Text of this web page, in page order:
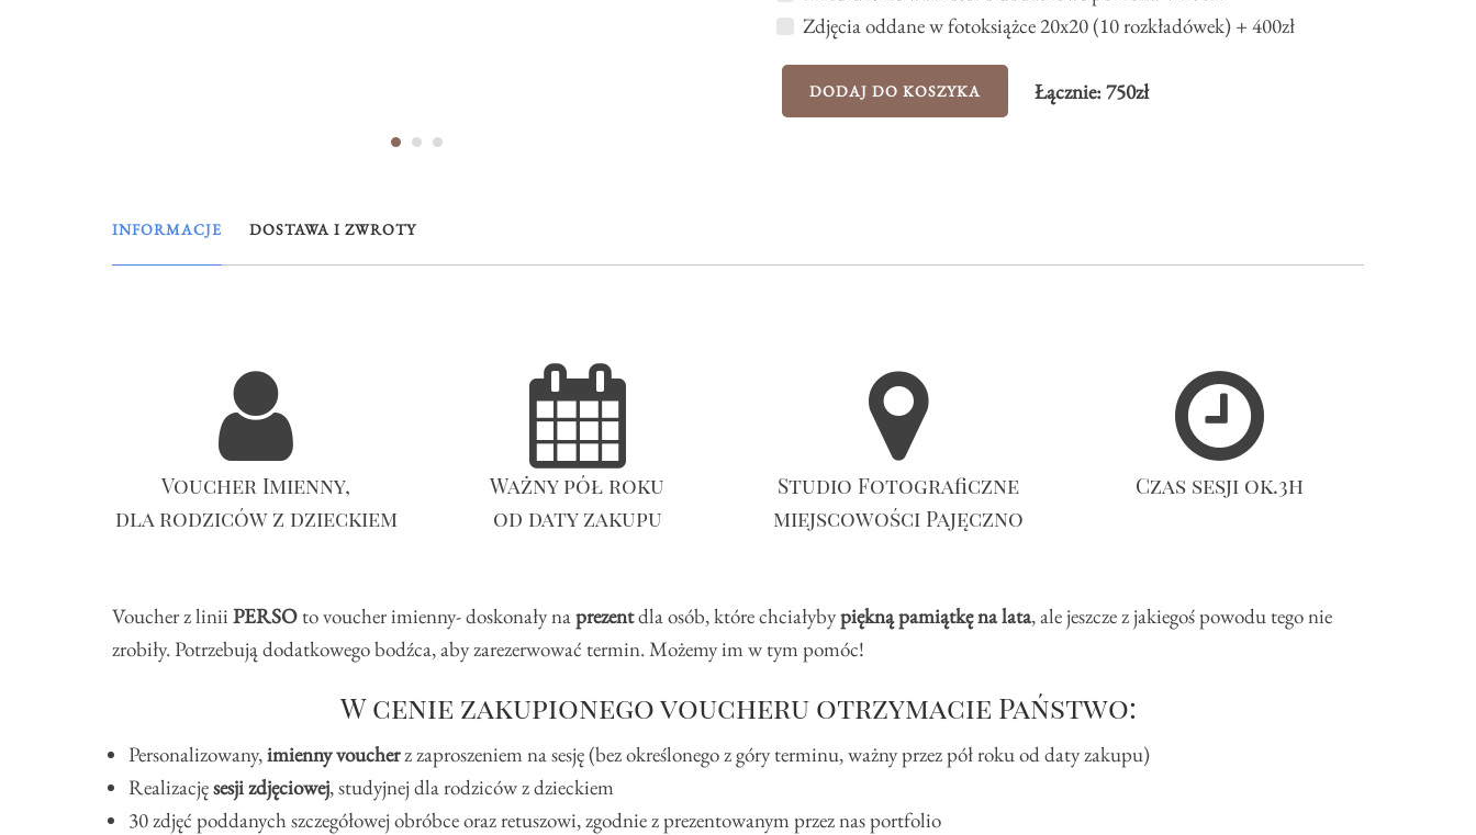
Zdjęcia oddane w fotoksiążce 20x20 (10 rozkładówek) + 400zł
DODAJ DO KOSZYKA Łącznie:750zł
INFORMACJE DOSTAWA I ZWROTY
Voucher Imienny,
dla rodziców z dzieckiem
Ważny pół roku
od daty zakupu
Studio Fotograficzne
miejscowości Pajęczno
Czas sesji ok.3h
Voucher z linii PERSO to voucher imienny- doskonały naprezentdla osób, które chciałybypiękną pamiątkę na lata, ale jeszcze z jakiegoś powodu tego nie
zrobiły. Potrzebują dodatkowego bodźca, aby zarezerwować termin. Możemy im w tym pomóc!
W cenie zakupionego voucheru otrzymacie Państwo:
Personalizowany,imienny voucherz zaproszeniem na sesję (bez określonego z góry terminu, ważny przez pół roku od daty zakupu)
Realizacjęsesji zdjęciowej, studyjnej dla rodziców z dzieckiem
30 zdjęć poddanych szczegółowej obróbce oraz retuszowi, zgodnie z prezentowanym przez nas portfolio